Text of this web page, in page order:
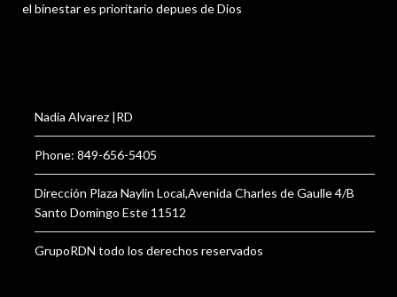
el binestar es prioritario depues de Dios
Nadia Alvarez |RD
Phone: 849-656-5405
Dirección Plaza Naylin Local,Avenida Charles de Gaulle 4/B
Santo Domingo Este 11512
GrupoRDN todo los derechos reservados